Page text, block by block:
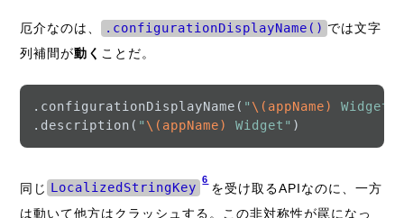
厄介なのは、 .configurationDisplayName() では文字
列補間が動く ことだ。
.configurationDisplayName( " \(appName) Widget"
.description( " \(appName) Widget"
同じ LocalizedStringKey
6
を受け取るAPIなのに、一方
は動いて他方はクラッシュする。この非対称性が罠になっ